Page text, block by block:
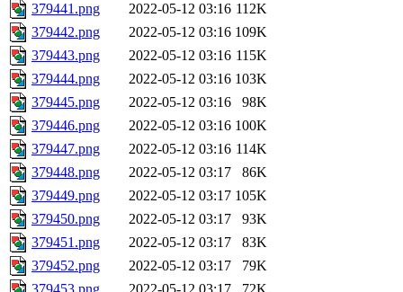
379441.png
2022-05-12 03:16 112K
379442.png
2022-05-12 03:16 109K
379443.png
2022-05-12 03:16 115K
379444.png
2022-05-12 03:16 103K
379445.png
2022-05-12 03:16
98K
379446.png
2022-05-12 03:16 100K
379447.png
2022-05-12 03:16 114K
379448.png
2022-05-12 03:17
86K
379449.png
2022-05-12 03:17 105K
379450.png
2022-05-12 03:17
93K
379451.png
2022-05-12 03:17
83K
379452.png
2022-05-12 03:17
79K